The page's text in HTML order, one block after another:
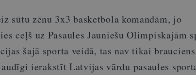
sūtu zēnu 3x3 basketbola komandām, jo
ceļš uz Pasaules Jauniešu Olimpiskajām
šajā sporta veidā, tas nav tikai
ierakstīt Latvijas vārdu pasaules